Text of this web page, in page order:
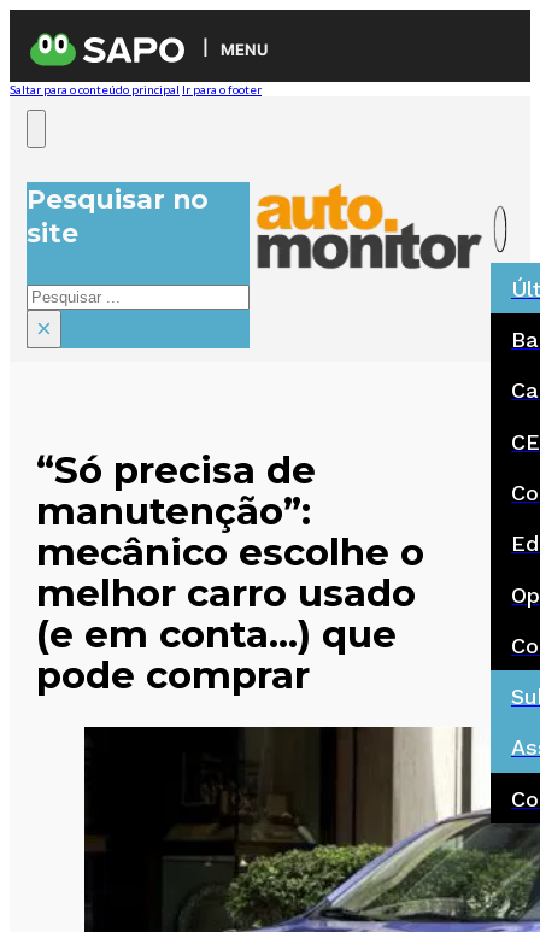
MENU
Saltar para o conteúdo principal Ir para o footer
Pesquisar no
site
Pesquisar
×
“Só precisa de
manutenção”:
mecânico escolhe o
melhor carro usado
(e em conta…) que
pode comprar